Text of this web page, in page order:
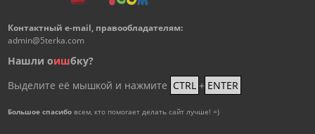
Контактный e-mail, правообладателям:
admin@5terka.com
Нашли оишбку?
Выделите её мышкой и нажмите CTRL + ENTER
Большое спасибовсем, кто помогает делать сайт лучше! =)